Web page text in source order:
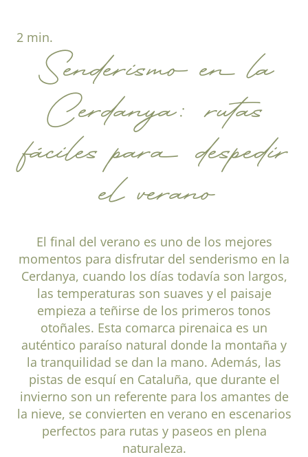
2 min.
Senderismo en la
Cerdanya: rutas
fáciles para despedir
el verano
El final del verano es uno de los mejores
momentos para disfrutar del senderismo en la
Cerdanya, cuando los días todavía son largos,
las temperaturas son suaves y el paisaje
empieza a teñirse de los primeros tonos
otoñales. Esta comarca pirenaica es un
auténtico paraíso natural donde la montaña y
la tranquilidad se dan la mano. Además, las
pistas de esquí en Cataluña, que durante el
invierno son un referente para los amantes de
la nieve, se convierten en verano en escenarios
perfectos para rutas y paseos en plena
naturaleza.